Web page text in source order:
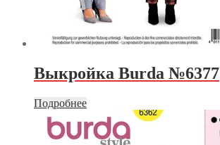
Выкройка Burda №6377
Подробнее